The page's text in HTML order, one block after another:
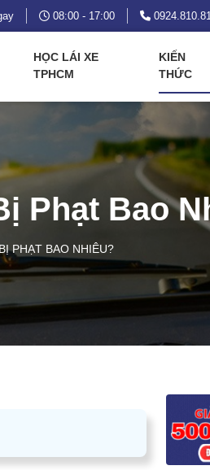
08:00 - 17:00
HỌC LÁI XE
TPHCM
KIẾN
THỨC
Phạt Bao
PHẠT BAO NHIÊU?